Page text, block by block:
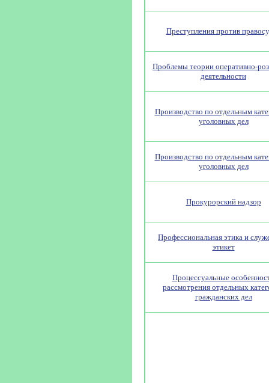
Преступления против
Проблемы теории оперативно-
деятельности
Производство по отдельным
уголовных дел
Производство по отдельным
уголовных дел
Прокурорский надзор
Профессиональная этика и
этикет
Процессуальные
рассмотрения отдельных
гражданских дел